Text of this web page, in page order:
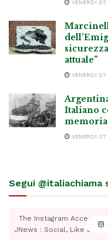
VENERDÌ
attuale”
VENERDÌ
Italiano
VENERDÌ
Segui @italiachiama
The Instagram Access
JNews : Social, Like &